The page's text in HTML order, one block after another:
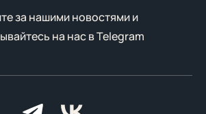
за нашими новостями и
на нас вTelegram